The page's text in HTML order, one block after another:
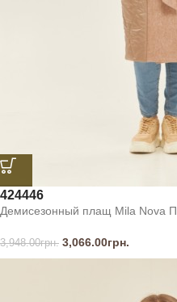
424446
Демисезонный плащ Mila Nova
3,948.00грн. 3,066.00грн.